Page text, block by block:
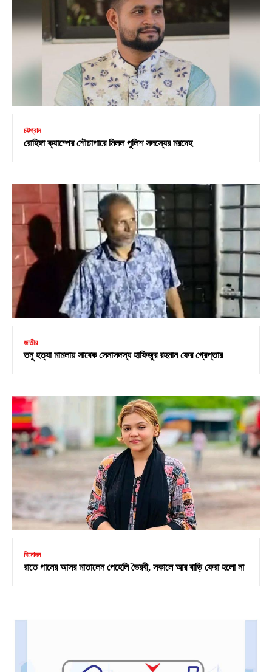
চট্টগ্রাম
রোহিঙ্গা ক্যাম্পের শৌচাগারে মিলল পুলিশ সদস্যের মরদেহ
জাতীয়
তনু হত্যা মামলায় সাবেক সেনাসদস্য হাফিজুর রহমান ফের গ্রেপ্তার
বিনোদন
রাতে গানের আসর মাতালেন পেহেলি ভৈরবী, সকালে আর বাড়ি ফেরা হলো না